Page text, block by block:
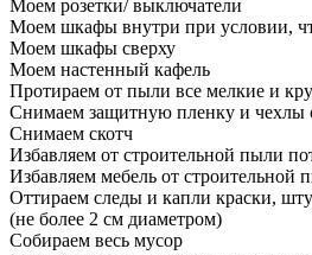
Моем розетки/ выключатели
Моем шкафы внутри при условии,
Моем шкафы сверху
Моем настенный кафель
Протираем от пыли все мелкие и
Снимаем защитную пленку и чехлы
Снимаем скотч
Избавляем от строительной пыли
Избавляем мебель от строительной
Оттираем следы и капли краски,
(не более 2 см диаметром)
Собираем весь мусор